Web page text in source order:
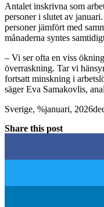
Antalet inskrivna som
personer i slutet av
personer jämfört med
månaderna syntes
– Vi ser ofta en viss
överraskning. Tar vi
fortsatt minskning i
säger Eva Samakovlis,
Sverige, %januari,
Share this post